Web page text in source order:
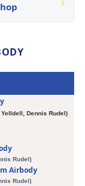
Dennis Rudel)
Rudel)
Airbody
Rudel)